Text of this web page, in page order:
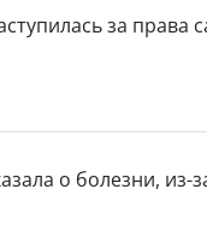
за права
о болезни,